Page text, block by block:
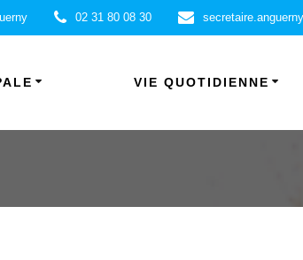
02 31 80 08 30
VIE QUOTIDIENNE